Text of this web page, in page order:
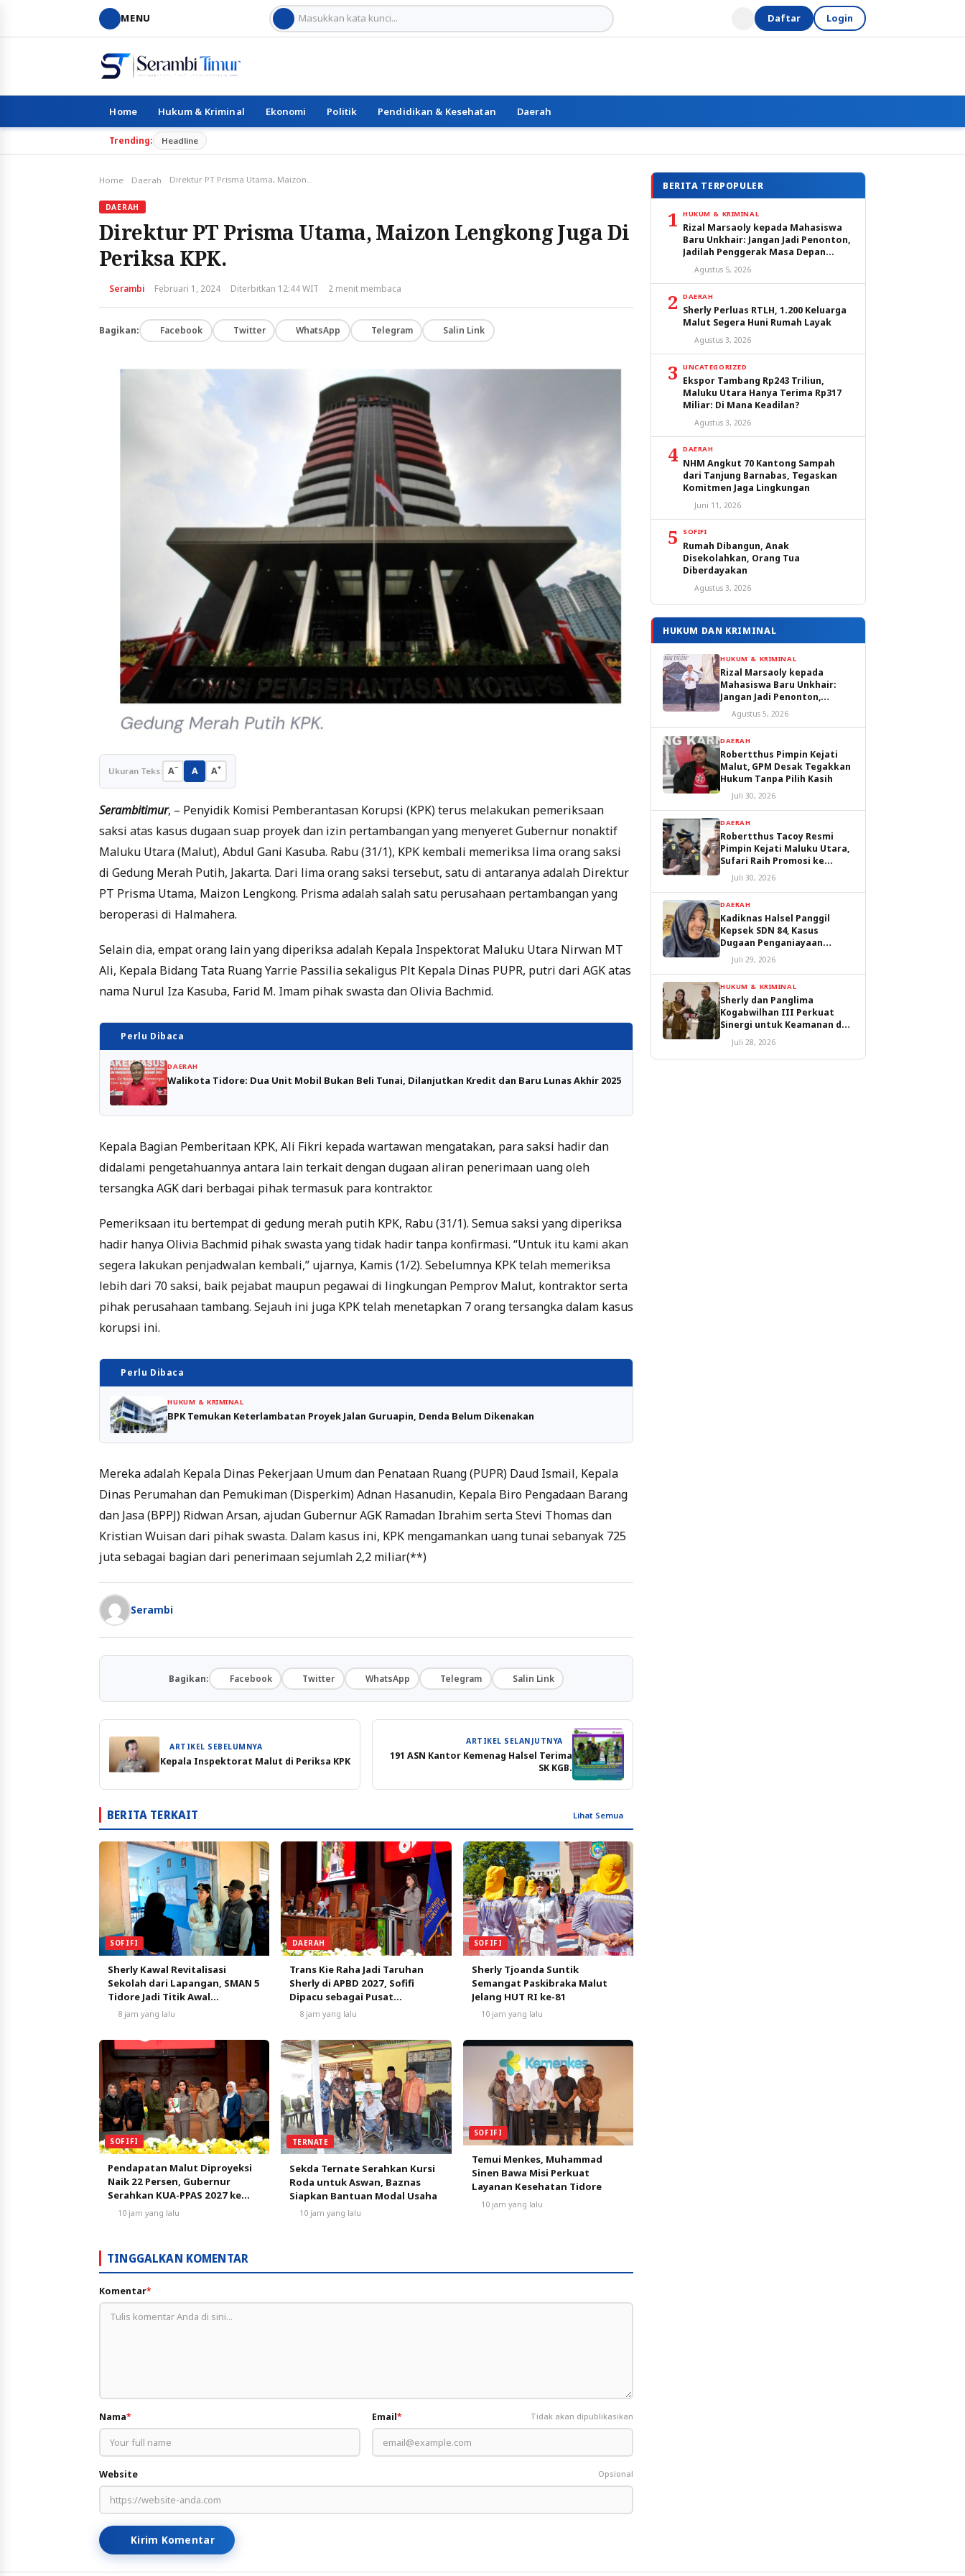
MENU Daftar Login
Home Hukum & Kriminal Ekonomi Politik Pendidikan & Kesehatan Daerah
Trending: Headline
Home Daerah Direktur PT Prisma Utama, Maizon Lengkong Juga Di Periksa KPK.
DAERAH
Direktur PT Prisma Utama, Maizon Lengkong Juga Di
Periksa KPK.
Serambi Februari 1, 2024 Diterbitkan 12:44 WIT 2 menit membaca
Bagikan: Facebook Twitter WhatsApp Telegram Salin Link
Ukuran Teks: A− A A+
Serambitimur, – Penyidik Komisi Pemberantasan Korupsi (KPK) terus melakukan pemeriksaan
saksi atas kasus dugaan suap proyek dan izin pertambangan yang menyeret Gubernur nonaktif
Maluku Utara (Malut), Abdul Gani Kasuba. Rabu (31/1), KPK kembali memeriksa lima orang saksi
di Gedung Merah Putih, Jakarta. Dari lima orang saksi tersebut, satu di antaranya adalah Direktur
PT Prisma Utama, Maizon Lengkong. Prisma adalah salah satu perusahaan pertambangan yang
beroperasi di Halmahera.
Selain dia, empat orang lain yang diperiksa adalah Kepala Inspektorat Maluku Utara Nirwan MT
Ali, Kepala Bidang Tata Ruang Yarrie Passilia sekaligus Plt Kepala Dinas PUPR, putri dari AGK atas
nama Nurul Iza Kasuba, Farid M. Imam pihak swasta dan Olivia Bachmid.
Perlu Dibaca
DAERAH
Walikota Tidore: Dua Unit Mobil Bukan Beli Tunai, Dilanjutkan Kredit dan Baru Lunas Akhir 2025
Kepala Bagian Pemberitaan KPK, Ali Fikri kepada wartawan mengatakan, para saksi hadir dan
didalami pengetahuannya antara lain terkait dengan dugaan aliran penerimaan uang oleh
tersangka AGK dari berbagai pihak termasuk para kontraktor.
Pemeriksaan itu bertempat di gedung merah putih KPK, Rabu (31/1). Semua saksi yang diperiksa
hadir hanya Olivia Bachmid pihak swasta yang tidak hadir tanpa konfirmasi. “Untuk itu kami akan
segera lakukan penjadwalan kembali,” ujarnya, Kamis (1/2). Sebelumnya KPK telah memeriksa
lebih dari 70 saksi, baik pejabat maupun pegawai di lingkungan Pemprov Malut, kontraktor serta
pihak perusahaan tambang. Sejauh ini juga KPK telah menetapkan 7 orang tersangka dalam kasus
korupsi ini.
Perlu Dibaca
HUKUM & KRIMINAL
BPK Temukan Keterlambatan Proyek Jalan Guruapin, Denda Belum Dikenakan
Mereka adalah Kepala Dinas Pekerjaan Umum dan Penataan Ruang (PUPR) Daud Ismail, Kepala
Dinas Perumahan dan Pemukiman (Disperkim) Adnan Hasanudin, Kepala Biro Pengadaan Barang
dan Jasa (BPPJ) Ridwan Arsan, ajudan Gubernur AGK Ramadan Ibrahim serta Stevi Thomas dan
Kristian Wuisan dari pihak swasta. Dalam kasus ini, KPK mengamankan uang tunai sebanyak 725
juta sebagai bagian dari penerimaan sejumlah 2,2 miliar(**)
Serambi
Bagikan: Facebook Twitter WhatsApp Telegram Salin Link
ARTIKEL SEBELUMNYA
Kepala Inspektorat Malut di Periksa KPK
ARTIKEL SELANJUTNYA
191 ASN Kantor Kemenag Halsel Terima
SK KGB.
BERITA TERKAIT Lihat Semua
SOFIFI
Sherly Kawal Revitalisasi
Sekolah dari Lapangan, SMAN 5
Tidore Jadi Titik Awal
Pendidikan Bermutu
8 jam yang lalu
DAERAH
Trans Kie Raha Jadi Taruhan
Sherly di APBD 2027, Sofifi
Dipacu sebagai Pusat
Pertumbuhan
8 jam yang lalu
SOFIFI
Sherly Tjoanda Suntik
Semangat Paskibraka Malut
Jelang HUT RI ke-81
10 jam yang lalu
SOFIFI
Pendapatan Malut Diproyeksi
Naik 22 Persen, Gubernur
Serahkan KUA-PPAS 2027 ke
DPRD
10 jam yang lalu
TERNATE
Sekda Ternate Serahkan Kursi
Roda untuk Aswan, Baznas
Siapkan Bantuan Modal Usaha
10 jam yang lalu
SOFIFI
Temui Menkes, Muhammad
Sinen Bawa Misi Perkuat
Layanan Kesehatan Tidore
10 jam yang lalu
TINGGALKAN KOMENTAR
Komentar*
Nama* Email* Tidak akan dipublikasikan
Website Opsional
Kirim Komentar
BERITA TERPOPULER
1 HUKUM & KRIMINAL
Rizal Marsaoly kepada Mahasiswa
Baru Unkhair: Jangan Jadi Penonton,
Jadilah Penggerak Masa Depan
Ternate dan Maluku Utara
Agustus 5, 2026
2 DAERAH
Sherly Perluas RTLH, 1.200 Keluarga
Malut Segera Huni Rumah Layak
Agustus 3, 2026
3 UNCATEGORIZED
Ekspor Tambang Rp243 Triliun,
Maluku Utara Hanya Terima Rp317
Miliar: Di Mana Keadilan?
Agustus 3, 2026
4 DAERAH
NHM Angkut 70 Kantong Sampah
dari Tanjung Barnabas, Tegaskan
Komitmen Jaga Lingkungan
Juni 11, 2026
5 SOFIFI
Rumah Dibangun, Anak
Disekolahkan, Orang Tua
Diberdayakan
Agustus 3, 2026
HUKUM DAN KRIMINAL
HUKUM & KRIMINAL
Rizal Marsaoly kepada
Mahasiswa Baru Unkhair:
Jangan Jadi Penonton,
Jadilah Penggerak Masa
Depan Ternate dan Maluku
Agustus 5, 2026
DAERAH
Robertthus Pimpin Kejati
Malut, GPM Desak Tegakkan
Hukum Tanpa Pilih Kasih
Juli 30, 2026
DAERAH
Robertthus Tacoy Resmi
Pimpin Kejati Maluku Utara,
Sufari Raih Promosi ke
Kejaksaan Agung
Juli 30, 2026
DAERAH
Kadiknas Halsel Panggil
Kepsek SDN 84, Kasus
Dugaan Penganiayaan
Diproses
Juli 29, 2026
HUKUM & KRIMINAL
Sherly dan Panglima
Kogabwilhan III Perkuat
Sinergi untuk Keamanan dan
Pembangunan Malut
Juli 28, 2026